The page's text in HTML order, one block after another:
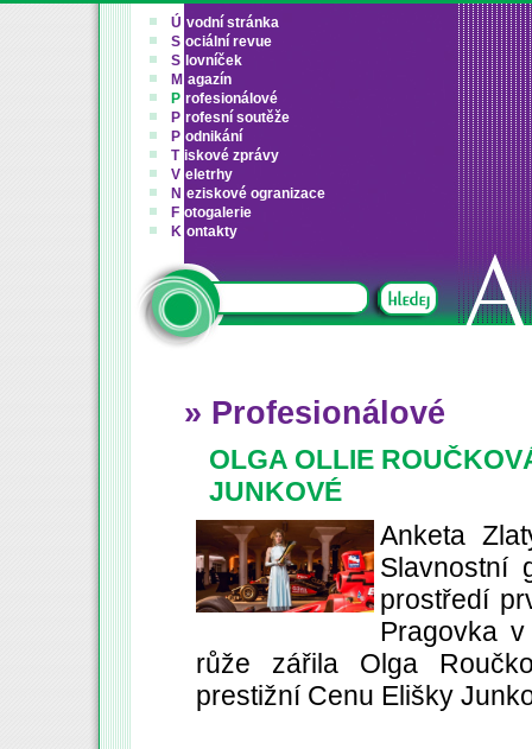
Ú vodní stránka
S ociální revue
S lovníček
M agazín
P rofesionálové
P rofesní soutěže
P odnikání
T iskové zprávy
V eletrhy
N eziskové ogranizace
F otogalerie
K ontakty
» Profesionálové
OLGA OLLIE
JUNKOVÉ
Anketa
Slavnostní
prostředí
Pragovka
růže zářila Olga
prestižní Cenu Elišky